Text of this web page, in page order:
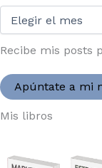
2004:
Recibe mis posts
Apúntate a mi
Mis libros